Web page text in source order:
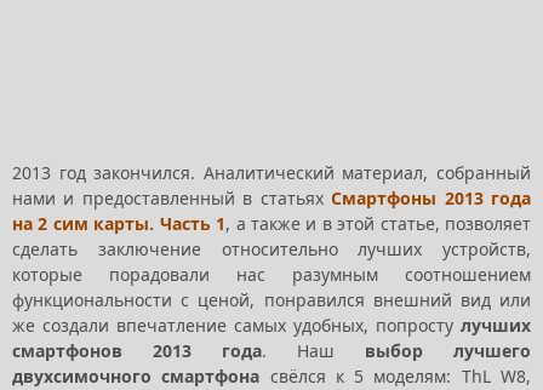
2013 год закончился. Аналитический материал, собранный
нами и предоставленный в статьяхСмартфоны 2013 года
на 2 сим карты. Часть 1, а также и в этой статье, позволяет
сделать заключение относительно лучших устройств,
которые порадовали нас разумным соотношением
функциональности с ценой, понравился внешний вид или
же создали впечатление самых удобных, попросту лучших
смартфонов 2013 года. Наш выбор лучшего
двухсимочного смартфона свёлся к 5 моделям: ThL W8,